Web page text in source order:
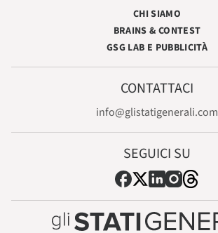
CHI SIAMO
BRAINS & CONTEST
GSG LAB E PUBBLICITÀ
CONTATTACI
info@glistatigenerali.com
SEGUICI SU